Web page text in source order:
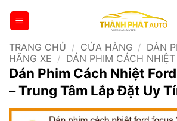
qua
dungTRANG CHỦ / CỬA HÀNG / DÁN
HÃNG XE / DÁN PHIM CÁCH NHIỆT
Dán Phim Cách Nhiệt
– Trung Tâm Lắp Đặt Uy